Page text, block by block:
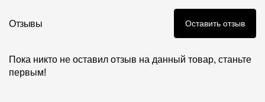
Отзывы Оставить отзыв
Пока никто не оставил отзыв на данный товар, станьте
первым!